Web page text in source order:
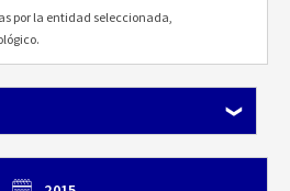
por la entidad seleccionada,